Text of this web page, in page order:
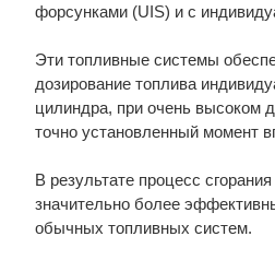
форсунками (UIS) и с
Эти топливные системы
дозирование топлива
цилиндра, при очень высоком
точно установленный момент
В результате процесс
значительно более
обычных топливных систем.